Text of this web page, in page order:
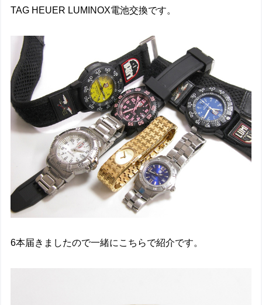
TAG HEUER LUMINOX電池交換です。
6本届きましたので一緒にこちらで紹介です。